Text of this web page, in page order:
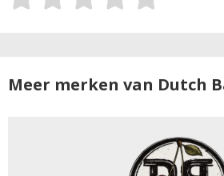
Meer merken van Dutch